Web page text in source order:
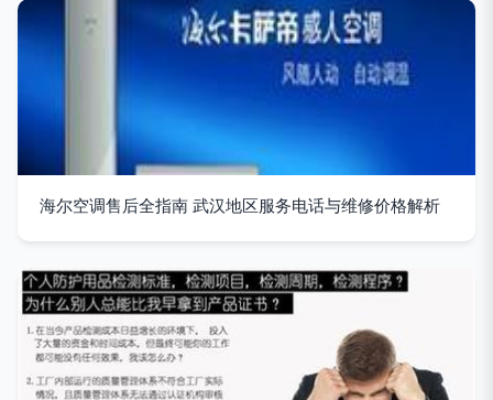
海尔空调售后全指南 武汉地区服务电话与维修价格解析